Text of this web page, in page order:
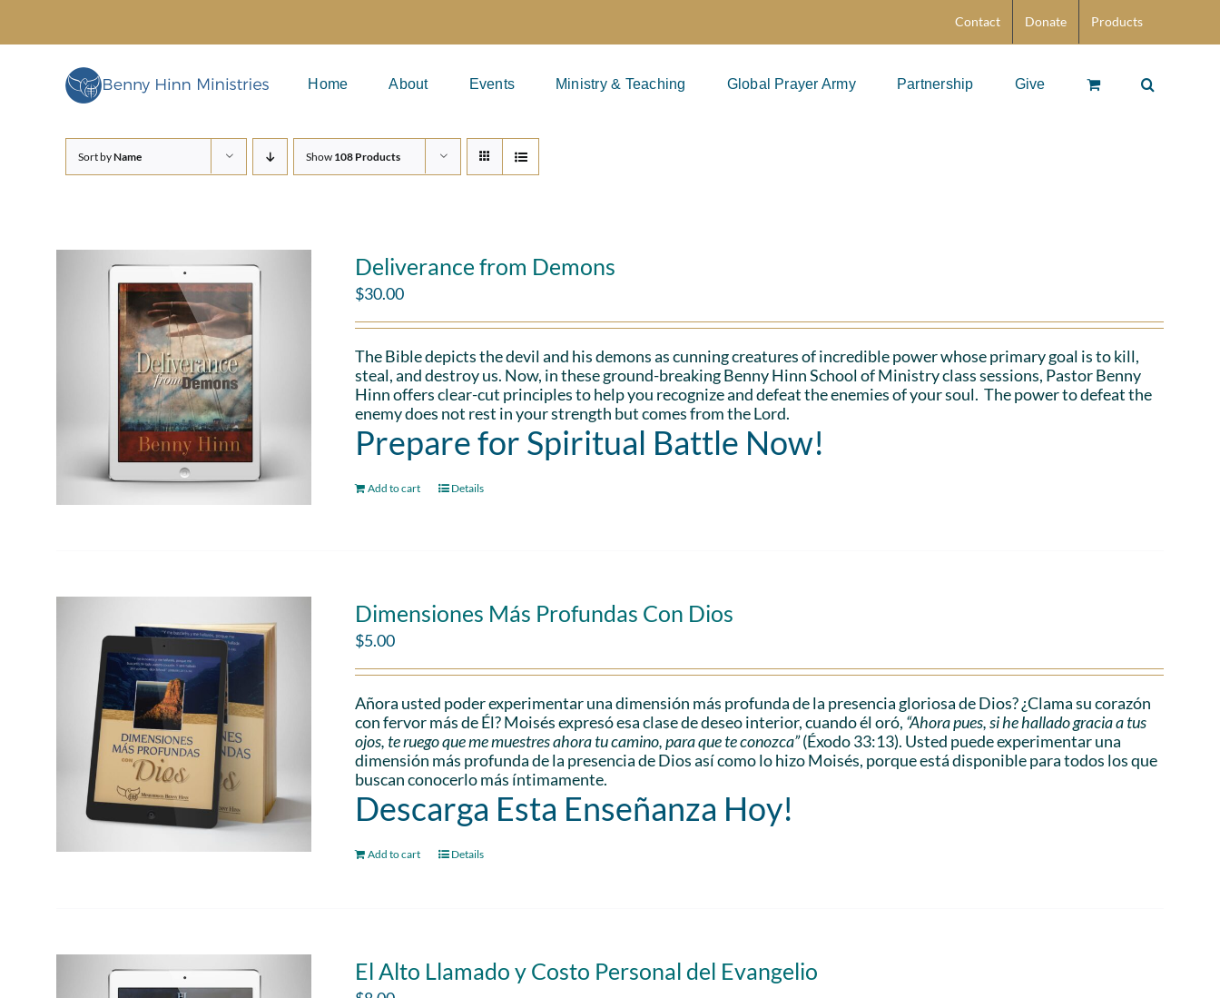
content
Contact Donate Products
Home About Events Ministry & Teaching Global Prayer Army Partnership Give
Sort byName Show 108 Products
Deliverance from Demons
$30.00
The Bible depicts the devil and his demons as cunning creatures of incredible power whose primary goal is to kill,
steal, and destroy us. Now, in these ground-breaking Benny Hinn School of Ministry class sessions, Pastor Benny
Hinn offers clear-cut principles to help you recognize and defeat the enemies of your soul. The power to defeat the
enemy does not rest in your strength but comes from the Lord.
Prepare for Spiritual Battle Now!
Add to cart Details
Dimensiones Más Profundas Con Dios
$5.00
Añora usted poder experimentar una dimensión más profunda de la presencia gloriosa de Dios? ¿Clama su corazón
con fervor más de Él? Moisés expresó esa clase de deseo interior, cuando él oró, “Ahora pues, si he hallado gracia a tus
ojos, te ruego que me muestres ahora tu camino, para que te conozca”(Éxodo 33:13). Usted puede experimentar una
dimensión más profunda de la presencia de Dios así como lo hizo Moisés, porque está disponible para todos los que
buscan conocerlo más íntimamente.
Descarga Esta Enseñanza Hoy!
Add to cart Details
El Alto Llamado y Costo Personal del Evangelio